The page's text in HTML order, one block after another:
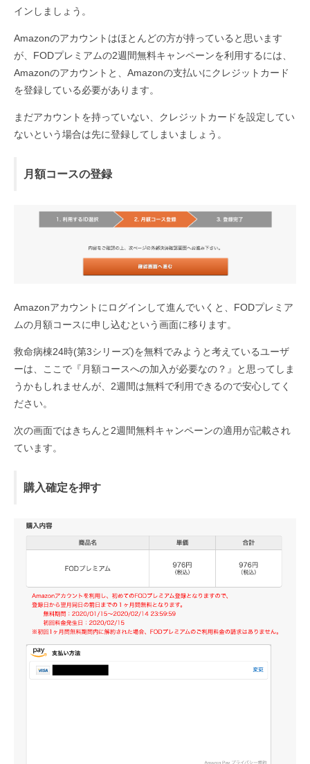
インしましょう。
Amazonのアカウントはほとんどの方が持っていると思います
が、FODプレミアムの2週間無料キャンペーンを利用するには、
Amazonのアカウントと、Amazonの支払いにクレジットカード
を登録している必要があります。
まだアカウントを持っていない、クレジットカードを設定してい
ないという場合は先に登録してしまいましょう。
月額コースの登録
Amazonアカウントにログインして進んでいくと、FODプレミア
ムの月額コースに申し込むという画面に移ります。
救命病棟24時(第3シリーズ)を無料でみようと考えているユーザ
ーは、ここで『月額コースへの加入が必要なの？』と思ってしま
うかもしれませんが、2週間は無料で利用できるので安心してく
ださい。
次の画面ではきちんと2週間無料キャンペーンの適用が記載され
ています。
購入確定を押す